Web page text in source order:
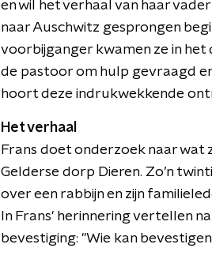
en wil het verhaal van haar
naar Auschwitz gesprongen
voorbijganger kwamen ze in het
de pastoor om hulp gevraagd
hoort deze indrukwekkende
Het verhaal
Frans doet onderzoek naar wat
Gelderse dorp Dieren. Zo’n
over een rabbijn en zijn
In Frans' herinnering vertellen
bevestiging: "Wie kan